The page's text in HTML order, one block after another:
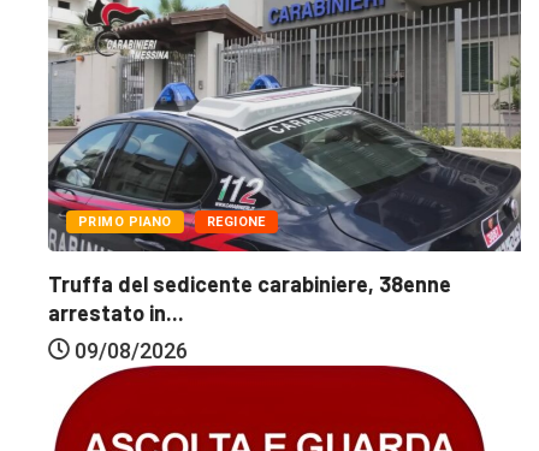
PRIMO PIANO REGIONE
Truffa del sedicente carabiniere, 38enne
arrestato in...
09/08/2026